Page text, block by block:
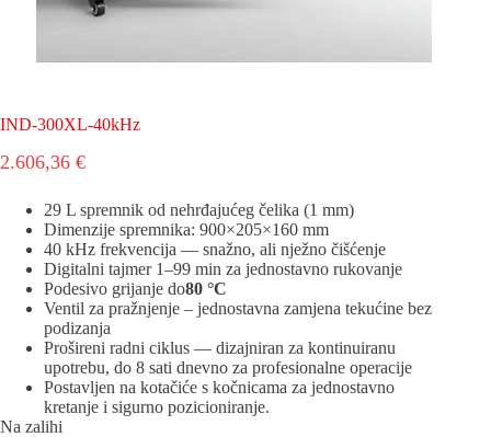
IND-300XL-40kHz
2.606,36 €
29 L spremnik od nehrđajućeg čelika (1 mm)
Dimenzije spremnika: 900×205×160 mm
40 kHz frekvencija — snažno, ali nježno čišćenje
Digitalni tajmer 1–99 min za jednostavno rukovanje
Podesivo grijanje do80 °C
Ventil za pražnjenje – jednostavna zamjena tekućine bez
podizanja
Prošireni radni ciklus — dizajniran za kontinuiranu
upotrebu, do 8 sati dnevno za profesionalne operacije
Postavljen na kotačiće s kočnicama za jednostavno
kretanje i sigurno pozicioniranje.
Na zalihi